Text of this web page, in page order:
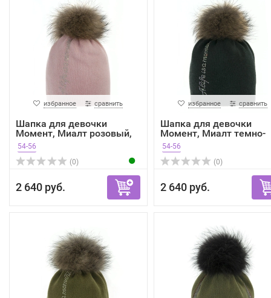
избранное сравнить
Шапка для девочки
Момент, Миалт розовый,
зима
54-56
(0)
2 640 руб.
избранное сравнить
Шапка для девочки
Момент, Миалт темно-
зелен...
54-56
(0)
2 640 руб.